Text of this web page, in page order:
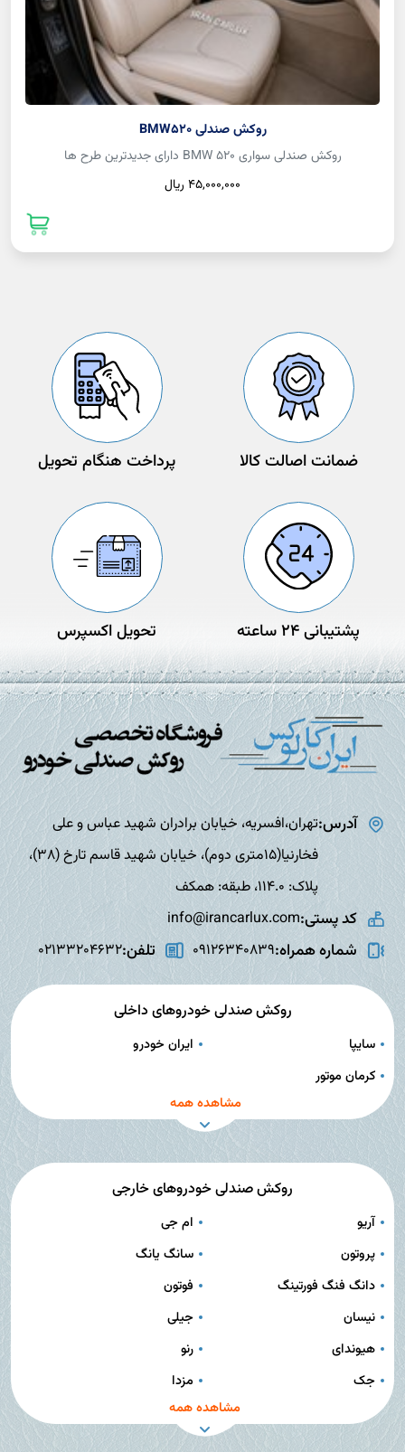
روکش صندلی BMW520
روکش صندلی سواری BMW 520 دارای جدیدترین طرح ها
45,000,000 ريال
ضمانت اصالت کالا پرداخت هنگام تحویل
پشتیبانی 24 ساعته تحویل اکسپرس
آدرس:تهران،افسریه، خیابان برادران شهید عباس و علی
فخارنیا(15متری دوم)، خیابان شهید قاسم تارخ (38)،
پلاک: 114.0، طبقه: همکف
کد پستی:info@irancarlux.com
شماره همراه:09126340839 تلفن:02133204632
روکش صندلی خودروهای داخلی
سایپا
ایران خودرو
کرمان موتور
مشاهده همه
روکش صندلی خودروهای خارجی
آریو
ام جی
پروتون
سانگ یانگ
دانگ فنگ فورتینگ
فوتون
نیسان
جیلی
هیوندای
رنو
جک
مزدا
مشاهده همه